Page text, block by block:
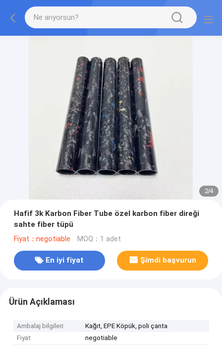
2/4
Hafif 3k Karbon Fiber Tube özel karbon fiber direği
sahte fiber tüpü
Fiyat：negotiable MOQ：1 adet
En iyi fiyat Şimdi başvurun
Ürün Açıklaması
Ambalaj bilgileri
Kağıt, EPE Köpük, poli çanta
Fiyat
negotiable